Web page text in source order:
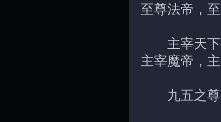
至尊法帝，
主宰天下
主宰魔帝，
九五之尊